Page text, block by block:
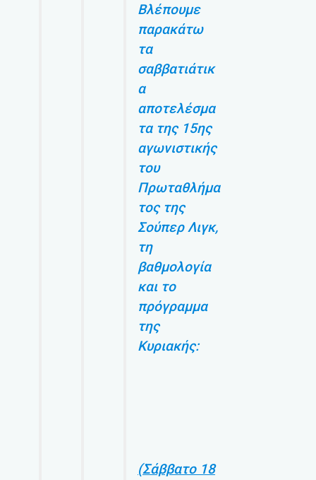
Βλέπουμε
παρακάτω
τα
σαββατιάτικ
α
αποτελέσμα
τα της 15ης
αγωνιστικής
του
Πρωταθλήμα
τος της
Σούπερ Λιγκ,
τη
βαθμολογία
και το
πρόγραμμα
της
Κυριακής:
(Σάββατο 18